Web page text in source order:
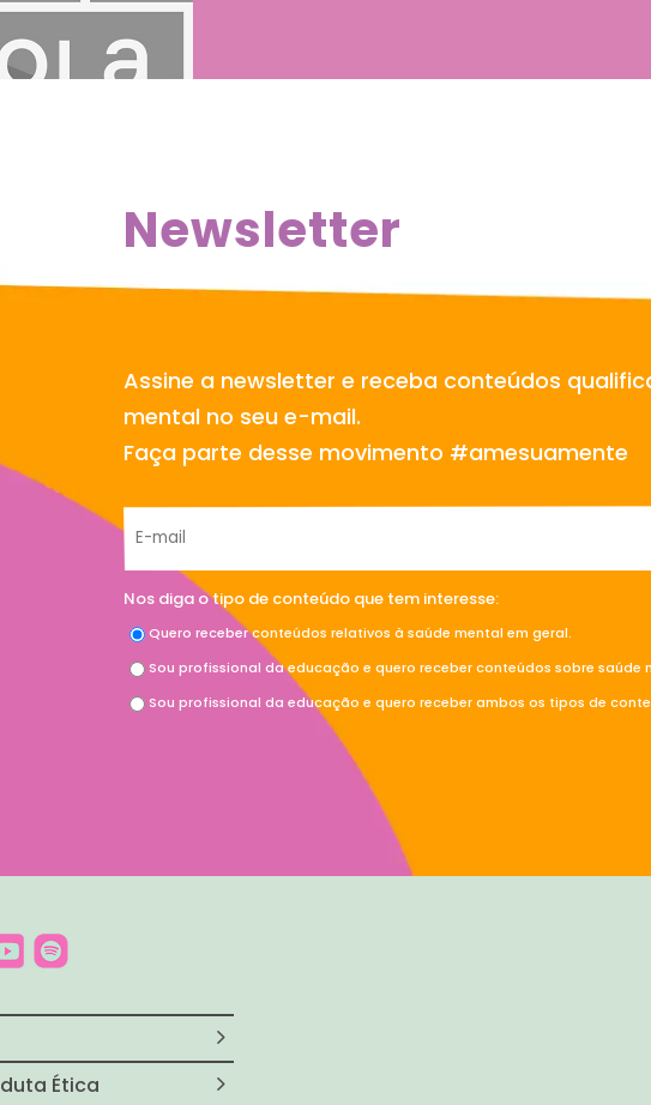
Newsletter
Assine a newsletter e receba conteúdos
mental no seu e-mail.
Faça parte desse movimento #amesuamente
Nos diga o tipo de conteúdo que tem interesse:
Quero receber conteúdos relativos à saúde mental em geral.
Sou profissional da educação e quero receber conteúdos sobre saúde
Sou profissional da educação e quero receber ambos os tipos de
Ética